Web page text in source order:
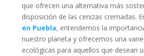
que ofrecen una alternativa más
disposición de las cenizas cremadas.
en Puebla, entendemos la
nuestro planeta y ofrecemos una
ecológicas para aquellos que desean